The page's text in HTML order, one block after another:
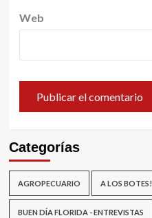
Web
Categorías
AGROPECUARIO A LOS BOTES!
BUEN DÍA FLORIDA - ENTREVISTAS